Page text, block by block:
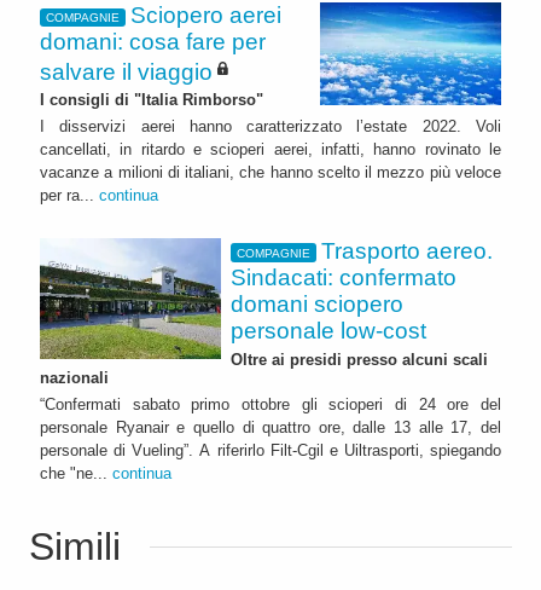
COMPAGNIE
Sciopero aerei
domani: cosa fare per
salvare il viaggio
I consigli di "Italia Rimborso"
I disservizi aerei hanno caratterizzato l’estate 2022. Voli
cancellati, in ritardo e scioperi aerei, infatti, hanno rovinato le
vacanze a milioni di italiani, che hanno scelto il mezzo più veloce
per ra... continua
COMPAGNIE
Trasporto aereo.
Sindacati: confermato
domani sciopero
personale low-cost
Oltre ai presidi presso alcuni scali
nazionali
“Confermati sabato primo ottobre gli scioperi di 24 ore del
personale Ryanair e quello di quattro ore, dalle 13 alle 17, del
personale di Vueling”. A riferirlo Filt-Cgil e Uiltrasporti, spiegando
che "ne... continua
Simili